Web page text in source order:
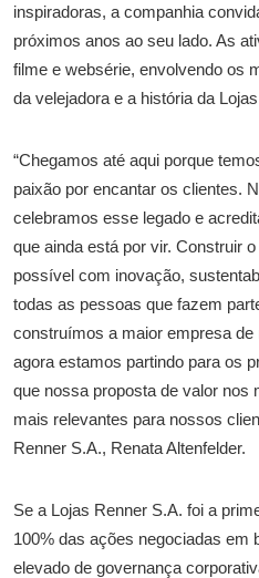
inspiradoras, a companhia
próximos anos ao seu lado. As
filme e websérie, envolvendo os
da velejadora e a história da
“Chegamos até aqui porque
paixão por encantar os clientes.
celebramos esse legado e
que ainda está por vir. Construir
possível com inovação,
todas as pessoas que fazem
construímos a maior empresa de
agora estamos partindo para os
que nossa proposta de valor nos
mais relevantes para nossos
Renner S.A., Renata Altenfelder.
Se a Lojas Renner S.A. foi a
100% das ações negociadas em
elevado de governança